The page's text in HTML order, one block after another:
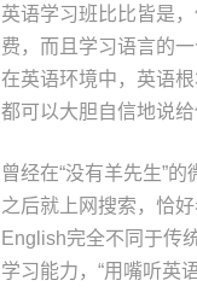
英语学习班比比皆是
费，而且学习语言的
在英语环境中，英语
都可以大胆自信地说
曾经在“没有羊先生”
之后就上网搜索，恰
English完全不同于传
学习能力，“用嘴听英